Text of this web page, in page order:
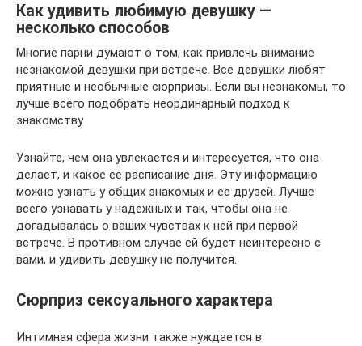
Как удивить любимую девушку —
несколько способов
Многие парни думают о том, как привлечь внимание
незнакомой девушки при встрече. Все девушки любят
приятные и необычные сюрпризы. Если вы незнакомы, то
лучше всего подобрать неординарный подход к
знакомству.
Узнайте, чем она увлекается и интересуется, что она
делает, и какое ее расписание дня. Эту информацию
можно узнать у общих знакомых и ее друзей. Лучше
всего узнавать у надежных и так, чтобы она не
догадывалась о ваших чувствах к ней при первой
встрече. В противном случае ей будет неинтересно с
вами, и удивить девушку не получится.
Сюрприз сексуального характера
Интимная сфера жизни также нуждается в